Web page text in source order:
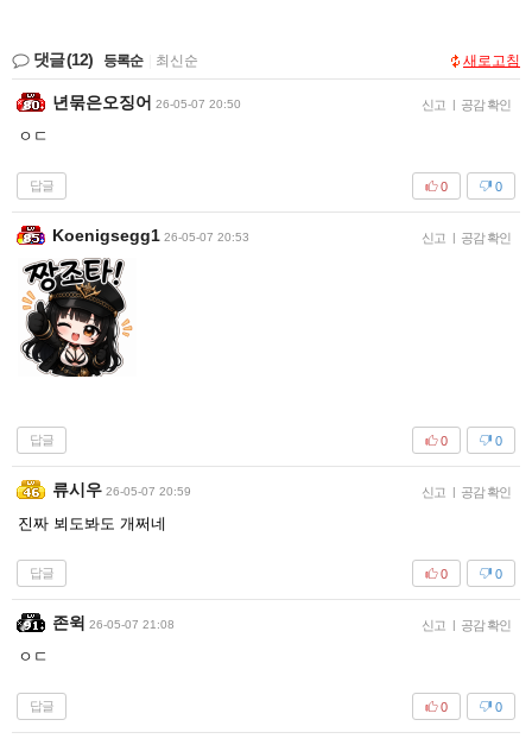
댓글(12) 등록순 최신순 새로고침
년묶은오징어 26-05-07 20:50 신고 | 공감 확인
ㅇㄷ
답글 0
0
Koenigsegg1 26-05-07 20:53 신고 | 공감 확인
답글 0
0
류시우 26-05-07 20:59 신고 | 공감 확인
진짜 뵈도봐도 개쩌네
답글 0
0
존윅 26-05-07 21:08 신고 | 공감 확인
ㅇㄷ
답글 0
0